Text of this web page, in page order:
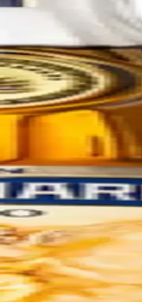
agave flavor as possible.